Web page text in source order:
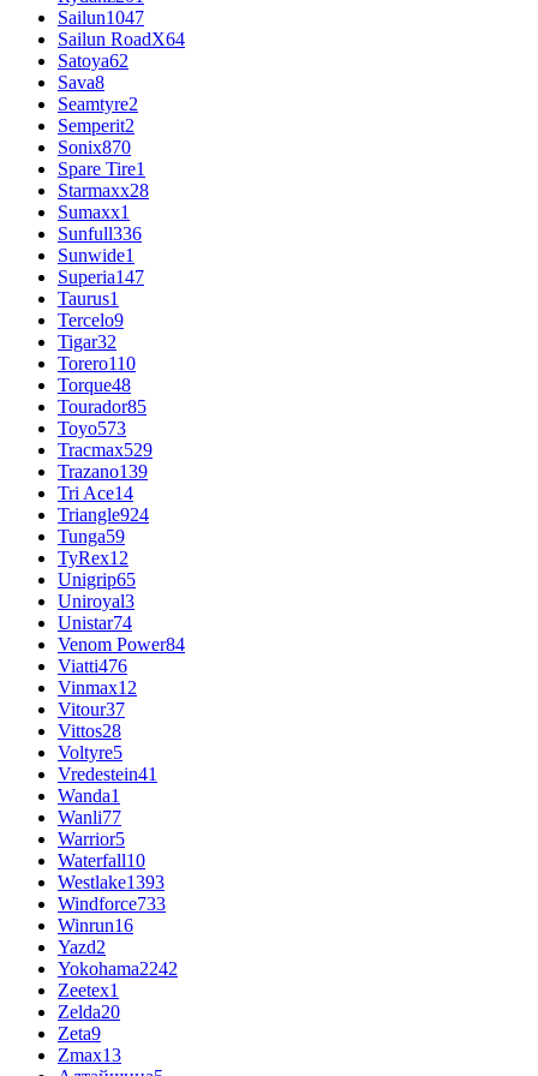
Sailun1047
Sailun RoadX64
Satoya62
Sava8
Seamtyre2
Semperit2
Sonix870
Spare Tire1
Starmaxx28
Sumaxx1
Sunfull336
Sunwide1
Superia147
Taurus1
Tercelo9
Tigar32
Torero110
Torque48
Tourador85
Toyo573
Tracmax529
Trazano139
Tri Ace14
Triangle924
Tunga59
TyRex12
Unigrip65
Uniroyal3
Unistar74
Venom Power84
Viatti476
Vinmax12
Vitour37
Vittos28
Voltyre5
Vredestein41
Wanda1
Wanli77
Warrior5
Waterfall10
Westlake1393
Windforce733
Winrun16
Yazd2
Yokohama2242
Zeetex1
Zelda20
Zeta9
Zmax13